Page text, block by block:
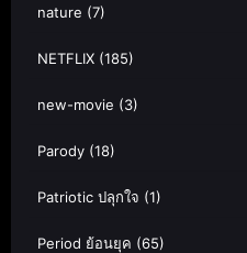
nature (7)
NETFLIX (185)
new-movie (3)
Parody (18)
Patriotic ปลุกใจ (1)
Period ย้อนยุค (65)